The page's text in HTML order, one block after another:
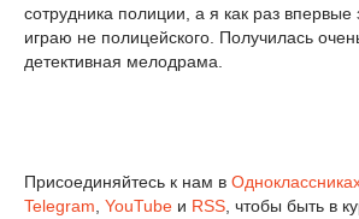
сотрудника полиции, а я как раз впервые
играю не полицейского. Получилась
детективная мелодрама.
Присоединяйтесь к нам в
Telegram YouTube и RSS , чтобы быть в